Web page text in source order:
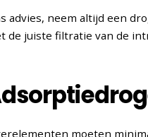
advies, neem altijd een
de juiste filtratie van de
moeten